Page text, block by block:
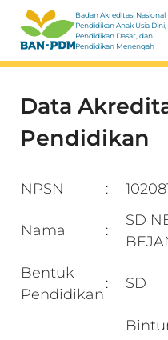
Badan Akreditasi Nasional
Pendidikan Anak Usia Dini,
Pendidikan Dasar, dan
Pendidikan Menengah
Data
Pendidikan
NPSN :
Nama :
SD
Bentuk
Pendidikan
: SD